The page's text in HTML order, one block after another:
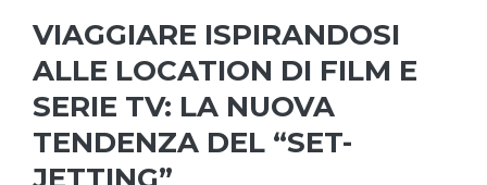
VIAGGIARE ISPIRANDOSI
ALLE LOCATION DI FILM E
SERIE TV: LA NUOVA
TENDENZA DEL “SET-